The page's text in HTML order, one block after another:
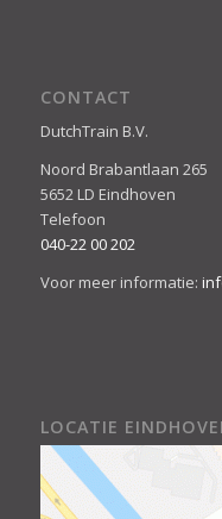
CONTACT
DutchTrain B.V.
Noord Brabantlaan 265
5652 LD Eindhoven
Telefoon
040-22 00 202
Voor meer informatie:
LOCATIE